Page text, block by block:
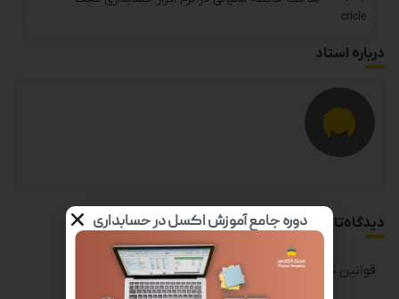
درباره استاد
دیدگاه‌تان را بنویسید
قوانین ثبت دیدگاه
دوره جامع آموزش اکسل در حسابداری